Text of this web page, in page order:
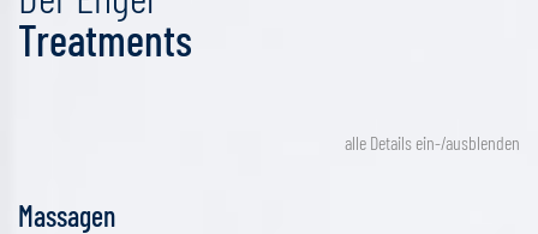
Treatments
alle Details ein-/ausblenden
Massagen